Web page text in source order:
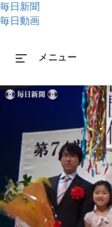
毎日新聞
毎日動画
メニュー